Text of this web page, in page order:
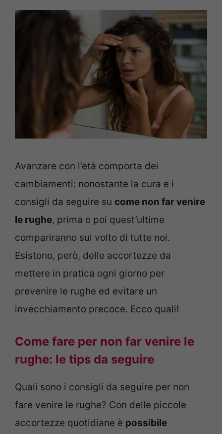
Avanzare con l’età comporta dei
cambiamenti: nonostante la cura e i
consigli da seguire su come non far venire
le rughe, prima o poi quest’ultime
compariranno sul volto di tutte noi.
Esistono, però, delle accortezze da
mettere in pratica ogni giorno per
prevenire le rughe ed evitare un
invecchiamento precoce. Ecco quali!
Come fare per non far venire le
rughe: le tips da seguire
Quali sono i consigli da seguire per non
fare venire le rughe? Con delle piccole
accortezze quotidiane è possibile